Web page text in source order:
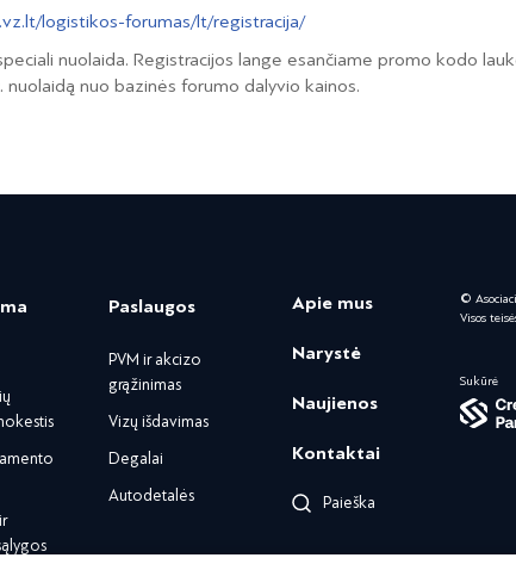
logistikos-forumas/lt/registracija/
nuolaida. Registracijos lange esančiame promo kodo
nuo bazinės forumo dalyvio kainos.
Paslaugos
PVM ir akcizo
grąžinimas
Vizų išdavimas
Degalai
Autodetalės
Apie mus
Narystė
Naujienos
Kontaktai
Paieška
©
Visos
Sukūrė